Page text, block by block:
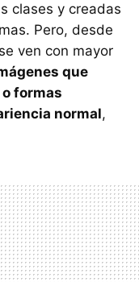
clases y creadas
Pero, desde
ven con mayor
que
formas
normal,